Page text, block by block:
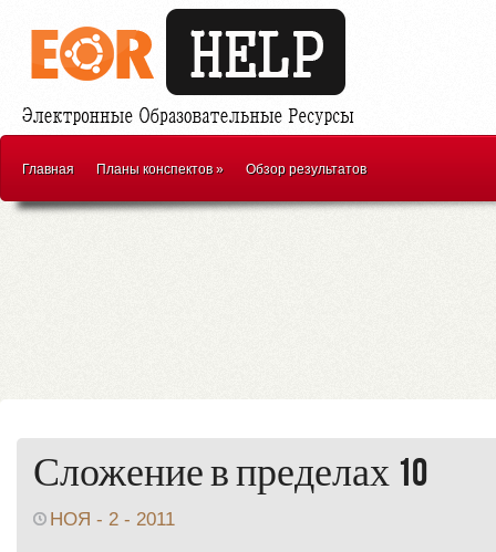
Главная Планы конспектов» Обзор результатов
Сложение в пределах 10
НОЯ - 2 - 2011